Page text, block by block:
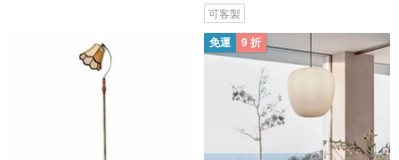
可客製
免運 9 折